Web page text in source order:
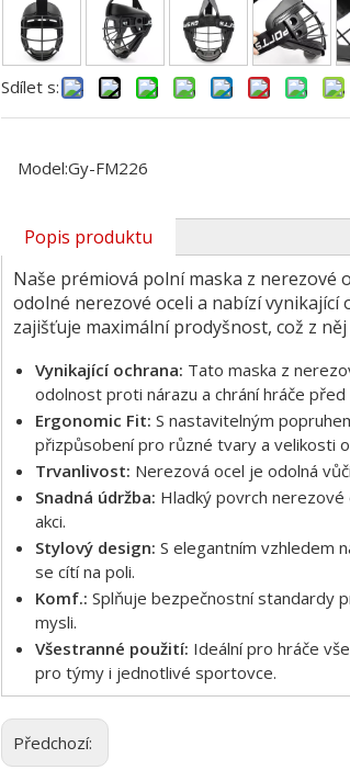
Sdílet s:
Model:Gy-FM226
Popis produktu
Naše prémiová polní maska ​​z nerezové
odolné nerezové oceli a nabízí
zajišťuje maximální prodyšnost, což z
Vynikající ochrana: Tato maska ​​z
odolnost proti nárazu a chrání hráče
Ergonomic Fit: S nastavitelným
přizpůsobení pro různé tvary a velikosti
Trvanlivost: Nerezová ocel je odolná
Snadná údržba: Hladký povrch nerezové
akci.
Stylový design: S elegantním vzhledem
se cítí na poli.
Komf.: Splňuje bezpečnostní standardy
mysli.
Všestranné použití: Ideální pro hráče
pro týmy i jednotlivé sportovce.
Předchozí: